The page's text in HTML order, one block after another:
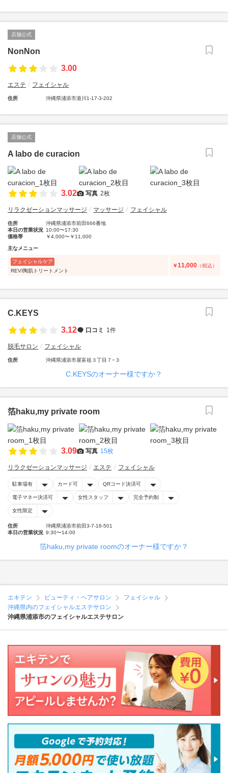
店舗公式
NonNon
3.00
エステ フェイシャル
住所 沖縄県浦添市港川1-17-3-202
店舗公式
A labo de curacion
3.02 写真 2枚
リラクゼーションマッサージ マッサージ フェイシャル
住所
沖縄県浦添市前田666番地
本日の営業状況 10:00〜17:30
価格帯
￥4,000〜￥11,000
主なメニュー
フェイシャルケア
REVI陶肌トリートメント
￥11,000 （税込）
C.KEYS
3.12
口コミ 1件
脱毛サロン フェイシャル
住所 沖縄県浦添市屋富祖３丁目７−３
C.KEYSのオーナー様ですか？
箔haku,my private room
3.09 写真 15枚
リラクゼーションマッサージ エステ フェイシャル
駐車場有 カード可 QRコード決済可
電子マネー決済可 女性スタッフ 完全予約制
女性限定
住所
沖縄県浦添市前田3-7-16-501
本日の営業状況 9:30〜14:00
箔haku,my private roomのオーナー様ですか？
エキテン ビューティ・ヘアサロン
フェイシャル
沖縄県内のフェイシャルエステサロン
沖縄県浦添市のフェイシャルエステサロン